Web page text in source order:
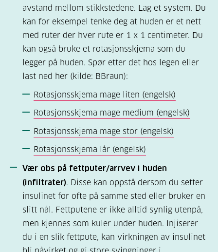
avstand mellom stikkstedene. Lag et system. Du
kan for eksempel tenke deg at huden er et nett
med ruter der hver rute er 1 x 1 centimeter. Du
kan også bruke et rotasjonsskjema som du
legger på huden. Spør etter det hos legen eller
last ned her (kilde: BBraun):
Rotasjonsskjema mage liten (engelsk)
Rotasjonsskjema mage medium (engelsk)
Rotasjonsskjema mage stor (engelsk)
Rotasjonsskjema lår (engelsk)
Vær obs på fettputer/arrvev i huden
(infiltrater). Disse kan oppstå dersom du setter
insulinet for ofte på samme sted eller bruker en
slitt nål. Fettputene er ikke alltid synlig utenpå,
men kjennes som kuler under huden. Injiserer
du i en slik fettpute, kan virkningen av insulinet